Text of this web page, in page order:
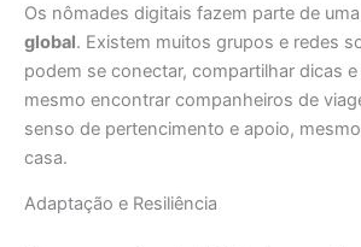
Os nômades digitais fazem parte de uma
global. Existem muitos grupos e redes
podem se conectar, compartilhar dicas
mesmo encontrar companheiros de
senso de pertencimento e apoio,
casa.
Adaptação e Resiliência